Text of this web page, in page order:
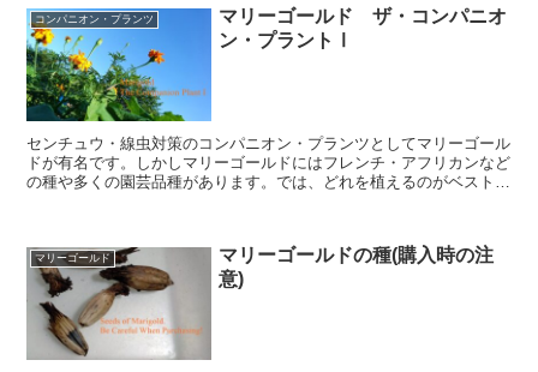
コンパニオン・プランツ
マリーゴールド ザ・コンパニオ
ン・プラントⅠ
センチュウ・線虫対策のコンパニオン・プランツとしてマリーゴール
ドが有名です。しかしマリーゴールドにはフレンチ・アフリカンなど
の種や多くの園芸品種があります。では、どれを植えるのがベストな
マリーゴールド
マリーゴールドの種(購入時の注
意)